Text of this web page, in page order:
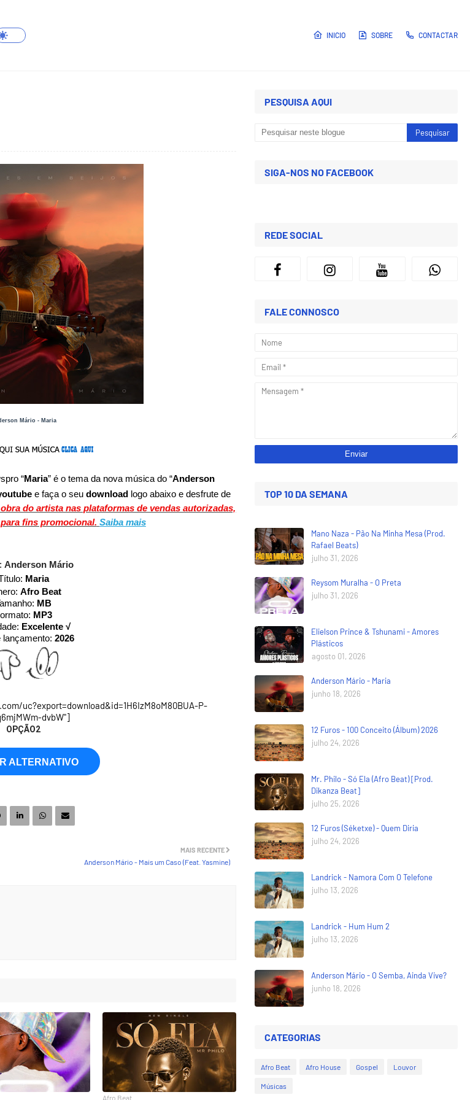
INICIO SOBRE CONTACTAR
Mário - Maria
“Maria” é o tema da nova música do “Anderson
e faça o seu downloadlogo abaixo e desfrute de
do artista nas plataformas de vendas autorizadas,
fins promocional. Saiba mais
Anderson Mário
Maria
Afro Beat
MB
MP3
Excelente √
lançamento:2026
uc?export=download&id=1H6IzM8oM80BUA-P-
dvbW"]
OPÇÃO2
ALTERNATIVO
MAIS RECENTE
Anderson Mário - Mais um Caso (Feat. Yasmine)
Afro Beat
PESQUISA AQUI
SIGA-NOS NO FACEBOOK
REDE SOCIAL
FALE CONNOSCO
TOP 10 DA SEMANA
Mano Naza - Pão Na Minha Mesa (Prod.
Rafael Beats)
julho 31, 2026
Reysom Muralha - O Preta
julho 31, 2026
Elielson Prince & Tshunami - Amores
Plásticos
agosto 01, 2026
Anderson Mário - Maria
junho 18, 2026
12 Furos - 100 Conceito (Álbum) 2026
julho 24, 2026
Mr. Philo - Só Ela (Afro Beat) [Prod.
Dikanza Beat]
julho 25, 2026
12 Furos (Séketxe) - Quem Diria
julho 24, 2026
Landrick - Namora Com O Telefone
julho 13, 2026
Landrick - Hum Hum 2
julho 13, 2026
Anderson Mário - O Semba, Ainda Vive?
junho 18, 2026
CATEGORIAS
Afro Beat Afro House Gospel Louvor
Músicas